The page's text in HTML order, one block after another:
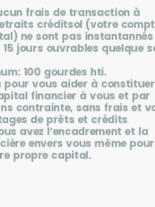
frais de transaction à
créditsol (votre
ne sont pas
15 jours ouvrables quelque
100 gourdes hti.
pour vous aider à constituer
financier à vous et par
contrainte, sans frais et
de prêts et crédits
avez l’encadrement et la
envers vous même pour
propre capital.